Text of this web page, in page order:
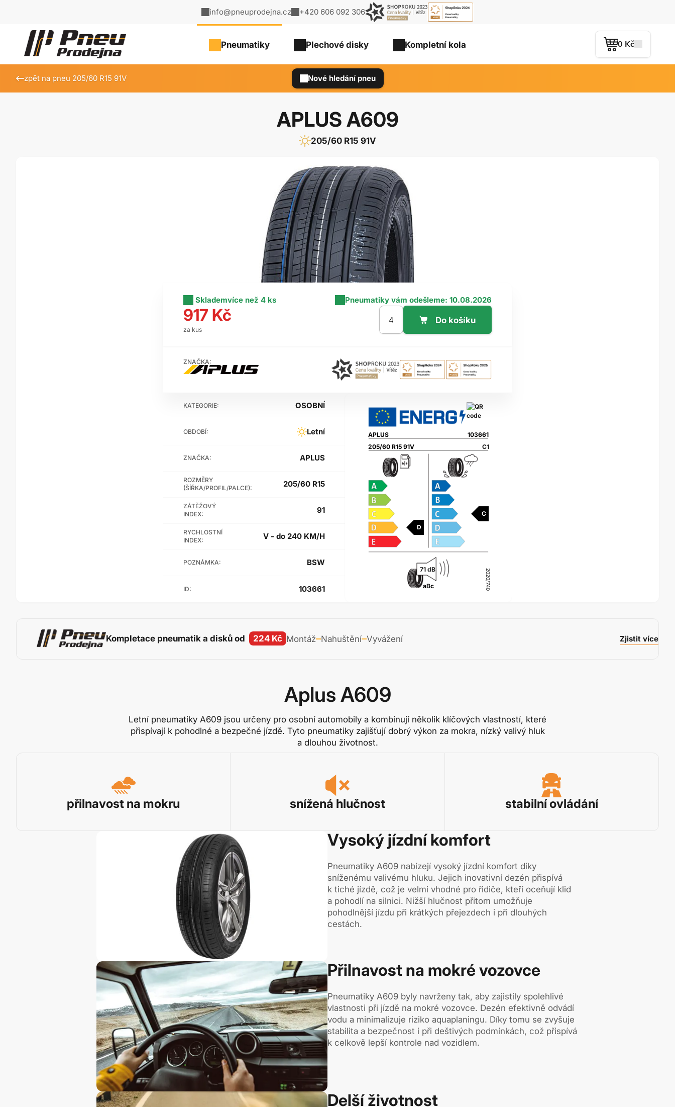
0 Kč
Pneumatiky Plechové disky Kompletní kola
info@pneuprodejna.cz +420 606 092 306
Nové hledání pneu
zpět na pneu 205/60 R15 91V
APLUS A609
205/60 R15 91V
KATEGORIE: OSOBNÍ
OBDOBÍ: Letní
ZNAČKA: APLUS
ROZMĚRY
(ŠÍŘKA/PROFIL/PALCE):
205/60 R15
ZÁTĚŽOVÝ
INDEX:
91
RYCHLOSTNÍ
INDEX:
V - do 240 KM/H
POZNÁMKA: BSW
ID: 103661
205/60 R15 91V
APLUS 103661
D
C
71 dB
C1
2020/740
aBc
Sklademvíce než 4 ks Pneumatiky vám odešleme: 10.08.2026
917 Kč
za kus
ZNAČKA:
Kompletace pneumatik a disků od 224 Kč Montáž Nahuštění Vyvážení Zjistit více
Aplus A609
Letní pneumatiky A609 jsou určeny pro osobní automobily a kombinují několik klíčových vlastností, které
přispívají k pohodlné a bezpečné jízdě. Tyto pneumatiky zajišťují dobrý výkon za mokra, nízký valivý hluk
a dlouhou životnost.
přilnavost na mokru snížená hlučnost stabilní ovládání
Vysoký jízdní komfort
Pneumatiky A609 nabízejí vysoký jízdní komfort díky
sníženému valivému hluku. Jejich inovativní dezén přispívá
k tiché jízdě, což je velmi vhodné pro řidiče, kteří oceňují klid
a pohodlí na silnici. Nižší hlučnost přitom umožňuje
pohodlnější jízdu při krátkých přejezdech i při dlouhých
cestách.
Přilnavost na mokré vozovce
Pneumatiky A609 byly navrženy tak, aby zajistily spolehlivé
vlastnosti při jízdě na mokré vozovce. Dezén efektivně odvádí
vodu a minimalizuje riziko aquaplaningu. Díky tomu se zvyšuje
stabilita a bezpečnost i při deštivých podmínkách, což přispívá
k celkově lepší kontrole nad vozidlem.
Delší životnost